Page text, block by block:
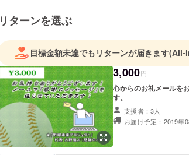
甲子園の３回戦から決勝までの４連投を含む、全
ヒジが「崩壊」…投手生命を絶たれました。当時こ
大きく問題視され、起用した監督がバッシングされ
周りに迷惑をかけてしまいました。
しかし、これを機に甲子園も制度が見直され、複
推奨によるベンチ枠の増（１５名→１８名）や、大
ディカルチェック・休養日の設定・最近はタイブレ
施・球数制限も導入が検討されるなど、高校野球も
ファーストの考え方に大きく移行し始めています。
リターンを選ぶ
目標金額未達でもリターンが届きます(All-
3,000円
心からのお礼メールを
す。
支援者：3人
お届け予定：2019年